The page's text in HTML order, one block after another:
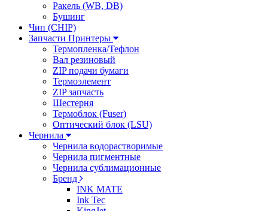
Ракель (WB, DB)
Бушинг
Чип (CHIP)
Запчасти Принтеры
Термопленка/Тефлон
Вал резиновый
ZIP подачи бумаги
Термоэлемент
ZIP запчасть
Шестерня
Термоблок (Fuser)
Оптический блок (LSU)
Чернила
Чернила водорастворимые
Чернила пигментные
Чернила сублимационные
Бренд
INK MATE
Ink Tec